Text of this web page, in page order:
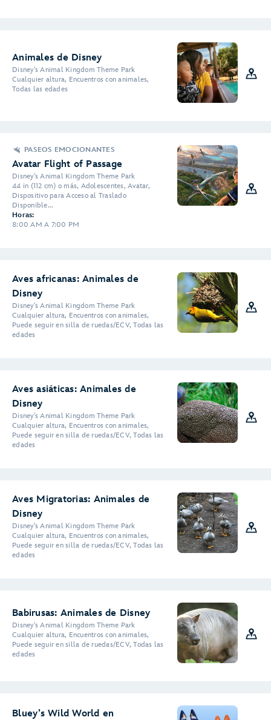
Animales de Disney
Disney's Animal Kingdom Theme Park
Cualquier altura, Encuentros con animales,
Todas las edades
PASEOS EMOCIONANTES
Avatar Flight of Passage
Disney's Animal Kingdom Theme Park
44 in (112 cm) o más, Adolescentes, Avatar,
Dispositivo para Acceso al Traslado
Disponible...
Horas:
8:00 AM A 7:00 PM
Aves africanas: Animales de
Disney
Disney's Animal Kingdom Theme Park
Cualquier altura, Encuentros con animales,
Puede seguir en silla de ruedas/ECV, Todas las
edades
Aves asiáticas: Animales de
Disney
Disney's Animal Kingdom Theme Park
Cualquier altura, Encuentros con animales,
Puede seguir en silla de ruedas/ECV, Todas las
edades
Aves Migratorias: Animales de
Disney
Disney's Animal Kingdom Theme Park
Cualquier altura, Encuentros con animales,
Puede seguir en silla de ruedas/ECV, Todas las
edades
Babirusas: Animales de Disney
Disney's Animal Kingdom Theme Park
Cualquier altura, Encuentros con animales,
Puede seguir en silla de ruedas/ECV, Todas las
edades
Bluey’s Wild World en